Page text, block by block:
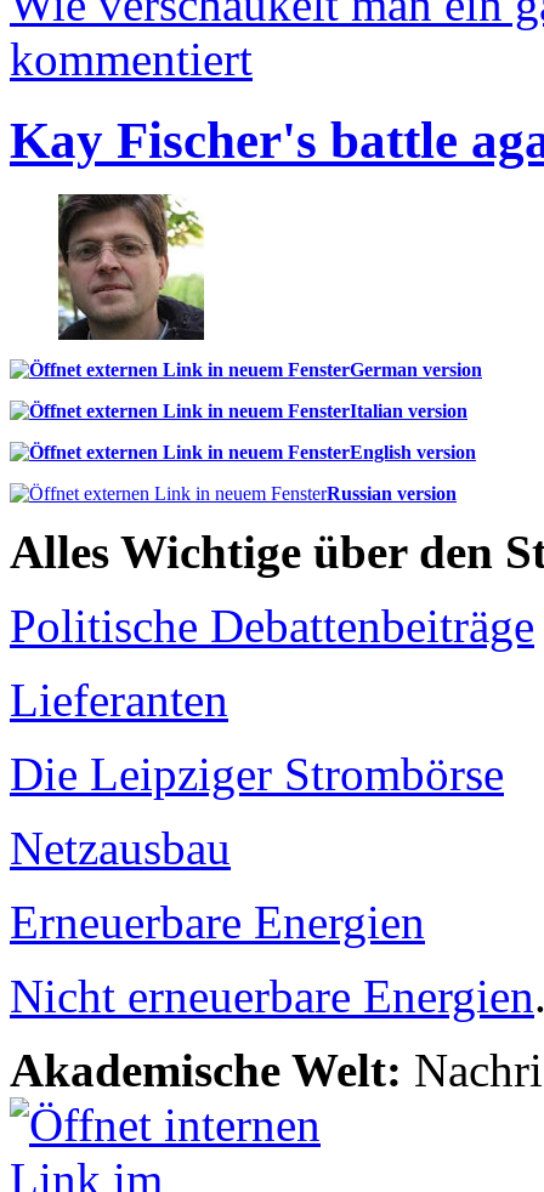
kommentiert
Kay Fischer's battle
German version
Italian version
English version
Russian version
Alles Wichtige über den
Politische Debattenbeiträge
Lieferanten
Die Leipziger Strombörse
Netzausbau
Erneuerbare Energien
Nicht erneuerbare Energien
Akademische Welt: